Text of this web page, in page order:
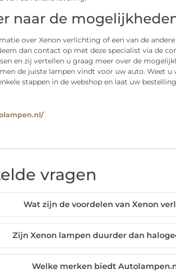
naar de
over Xenon verlichting of een van de
dan contact op met deze specialist via de
en zij vertellen u graag meer over de
de juiste lampen vindt voor uw auto. Weet
stappen in de webshop en laat uw
vragen
Wat zijn de voordelen van Xenon
Zijn Xenon lampen duurder dan
Welke merken biedt